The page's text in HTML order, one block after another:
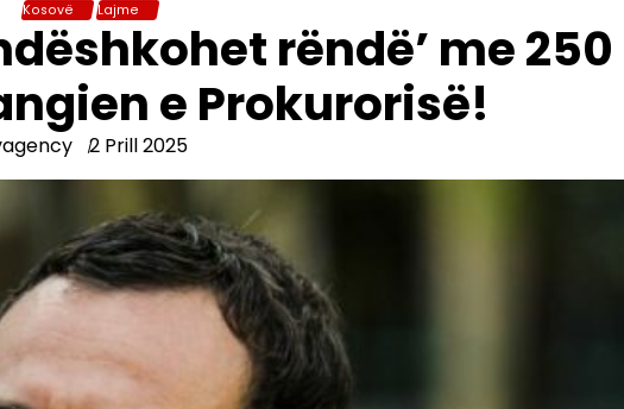
Kosovë Lajme
rëndë’ me 250
e Prokurorisë!
2 Prill 2025